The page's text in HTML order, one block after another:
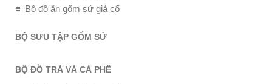
Bộ đồ ăn gốm sứ giả cổ
BỘ SƯU TẬP GỐM SỨ
BỘ ĐỒ TRÀ VÀ CÀ PHÊ